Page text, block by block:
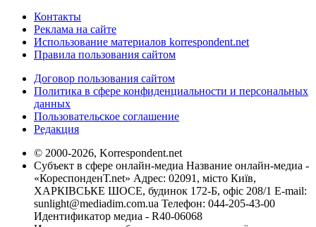
Контакты
Реклама на сайте
Использование материалов korrespondent.net
Правила пользования сайтом
Договор пользования сайтом
Политика в сфере конфиденциальности и персональных
данных
Пользовательское соглашение
Редакция
© 2000-2026, Korrespondent.net
Субъект в сфере онлайн-медиа Название онлайн-медиа -
«КореспонденТ.net» Адрес: 02091, місто Київ,
ХАРКІВСЬКЕ ШОСЕ, будинок 172-Б, офіс 208/1 E-mail:
sunlight@mediadim.com.ua Телефон: 044-205-43-00
Идентификатор медиа - R40-06068